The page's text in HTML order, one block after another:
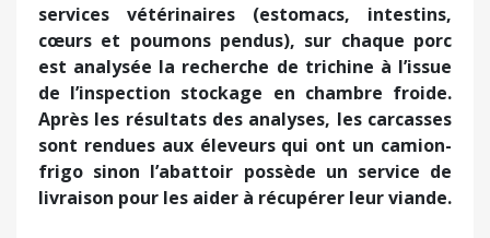
services vétérinaires (estomacs, intestins,
cœurs et poumons pendus), sur chaque porc
est analysée la recherche de trichine à l’issue
de l’inspection stockage en chambre froide.
Après les résultats des analyses, les carcasses
sont rendues aux éleveurs qui ont un camion-
frigo sinon l’abattoir possède un service de
livraison pour les aider à récupérer leur viande.